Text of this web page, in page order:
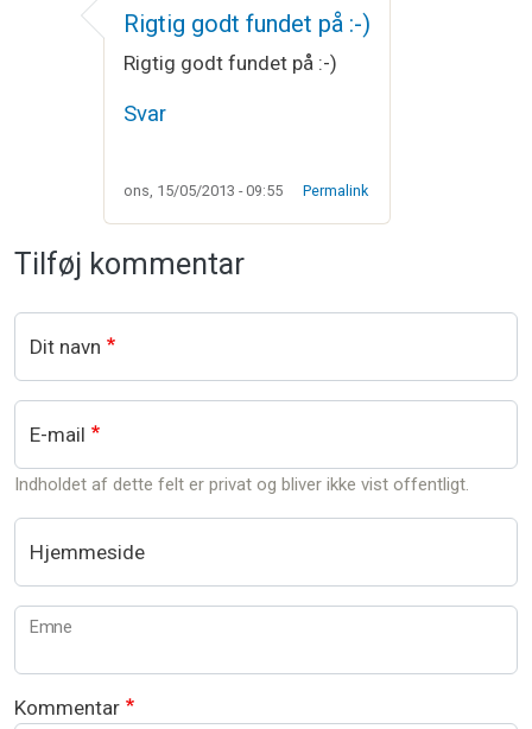
Rigtig godt fundet på :-)
Rigtig godt fundet på :-)
Svar
ons, 15/05/2013 - 09:55 Permalink
Tilføj kommentar
Dit navn
E-mail
Indholdet af dette felt er privat og bliver ikke vist offentligt.
Hjemmeside
Emne
Kommentar